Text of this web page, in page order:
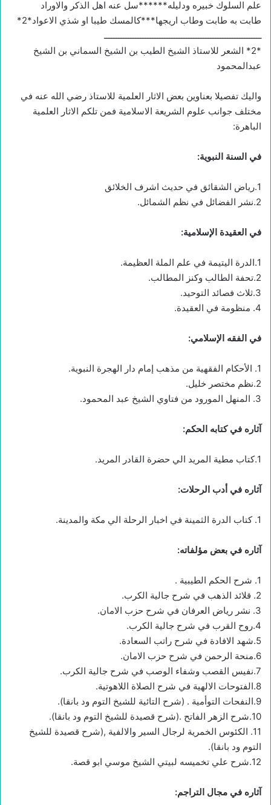
علم السلوك خبيره ودليله******سل عنه اهل الذكر والاوراد
طابت به طابت وطاب اريجها***كالمسك طيبا او شذي الاعواد*2*
ـــــــــــــــــــــــــــــــــــــــــــــــــــــــــــــــــ
*2* الشعر للاستاذ الشيخ الطيب بن الشيخ السماني بن الشيخ
عبدالمحمود
واليك تفصيلا بعناوين بعض الاثار العلمية للاستاذ رضي الله عنه في
مختلف جوانب علوم الشريعة الاسلامية فمن تلكم الاثار العلمية
الباهرة:
في السنة النبوية:
1.رياض الشقائق في حديث اشرف الخلائق
2.نشر الفضائل في نظم الشمائل.
في العقيدة الإسلامية:
1.الدرة اليتيمة في علم الملة العظيمة.
2.تحفة الطالب وكنز المطالب.
3.ثلاث فصائد التوحيد.
4. منظومة في العقيدة.
في الفقه الإسلامي:
1. الأحكام الفقهية من مذهب إمام دار الهجرة النبوية.
2.نظم مختصر خليل.
3. المنهل المورود من فتاوي الشيخ عبد المحمود.
آثاره في كتابه الحكم:
1.كتاب مطية المريد الي حضرة القادر المريد.
آثاره في أدب الرحلات:
1. كتاب الدرة الثمينة في اخبار الرحلة الي مكة والمدينة.
آثاره في بعض مؤلفاته:
1. شرح الحكم الطيبية .
2. قلائد الذهب في شرح جالية الكرب.
3. نشر رياض العرفان في شرح حزب الامان.
4.روح القرب في شرح جالية الكرب.
5.شهد الافادة في شرح راتب السعادة.
6.منحة الرحمن في شرح حزب الامان.
7.نفيس القصب وشفاء الوصب في شرح جالية الكرب.
8.الفتوحات الالهية في شرح الصلاة اللاهوتية.
9.النفحات التوأمية . (شرح التائية للشيخ التوم ود بانقا).
10.شرح الزهر الفاتح .(شرح قصيدة للشيخ التوم ود بانقا).
11. الكئوس الخمرية لرجال السير والالفية ,(شرح قصيدة للشيخ
التوم ود بانقا).
12.شرح علي تخميسه لبيتي الشيخ موسي ابو قصة.
آثاره في مجال التراجم: